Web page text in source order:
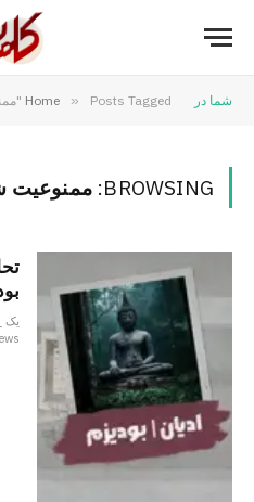
شما در Home » Posts Tagged "ممنوعیت شکار حیوانات"
BROWSING: ممنوعیت